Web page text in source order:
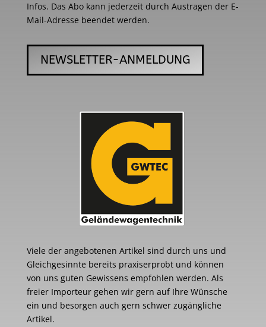
Infos. Das Abo kann jederzeit durch Austragen der E-
Mail-Adresse beendet werden.
NEWSLETTER-ANMELDUNG
Viele der angebotenen Artikel sind durch uns und
Gleichgesinnte bereits praxiserprobt und können
von uns guten Gewissens empfohlen werden. Als
freier Importeur gehen wir gern auf Ihre Wünsche
ein und besorgen auch gern schwer zugängliche
Artikel.